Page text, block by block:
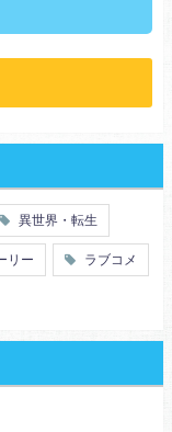
劇
・極道
異世界・転生
リー ラブコメ